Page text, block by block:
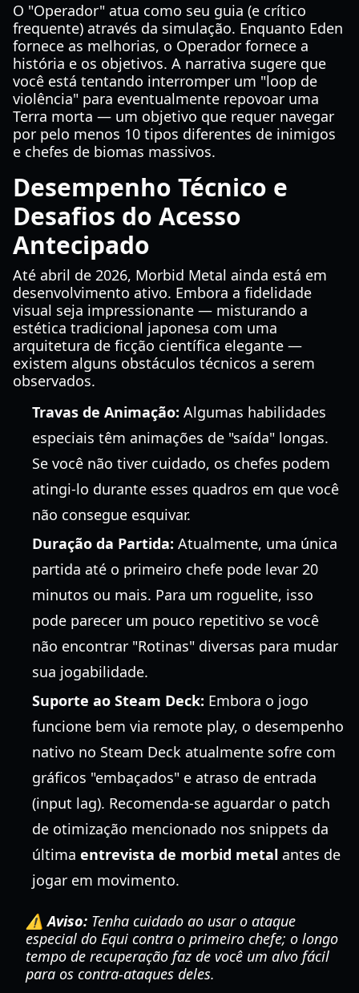
O "Operador" atua como seu guia (e crítico
frequente) através da simulação. Enquanto Eden
fornece as melhorias, o Operador fornece a
história e os objetivos. A narrativa sugere que
você está tentando interromper um "loop de
violência" para eventualmente repovoar uma
Terra morta — um objetivo que requer navegar
por pelo menos 10 tipos diferentes de inimigos
e chefes de biomas massivos.
Desempenho Técnico e
Desafios do Acesso
Antecipado
Até abril de 2026, Morbid Metal ainda está em
desenvolvimento ativo. Embora a fidelidade
visual seja impressionante — misturando a
estética tradicional japonesa com uma
arquitetura de ficção científica elegante —
existem alguns obstáculos técnicos a serem
observados.
Travas de Animação: Algumas habilidades
especiais têm animações de "saída" longas.
Se você não tiver cuidado, os chefes podem
atingi-lo durante esses quadros em que você
não consegue esquivar.
Duração da Partida: Atualmente, uma única
partida até o primeiro chefe pode levar 20
minutos ou mais. Para um roguelite, isso
pode parecer um pouco repetitivo se você
não encontrar "Rotinas" diversas para mudar
sua jogabilidade.
Suporte ao Steam Deck: Embora o jogo
funcione bem via remote play, o desempenho
nativo no Steam Deck atualmente sofre com
gráficos "embaçados" e atraso de entrada
(input lag). Recomenda-se aguardar o patch
de otimização mencionado nos snippets da
última entrevista de morbid metal antes de
jogar em movimento.
⚠️ Aviso: Tenha cuidado ao usar o ataque
especial do Equi contra o primeiro chefe; o longo
tempo de recuperação faz de você um alvo fácil
para os contra-ataques deles.